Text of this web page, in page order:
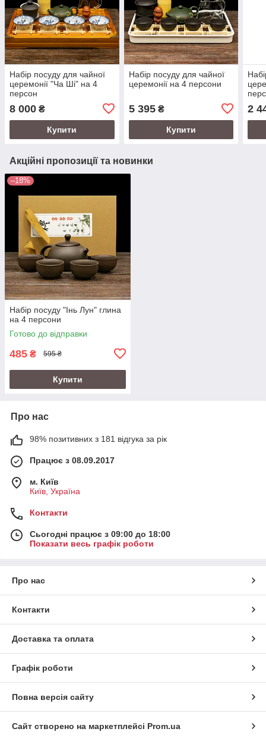
Набір посуду для чайної
церемонії "Ча Ші" на 4
персон
8 000 ₴
Купити
Набір посуду для чайної
церемонії на 4 персони
5 395₴
Купити
2
Акційні пропозиції та новинки
–18%
Набір посуду "Інь Лун" глина
на 4 персони
Готово до відправки
485 ₴ 595 ₴
Купити
Про нас
98% позитивних з 181 відгука за рік
Працює з 08.09.2017
м. Київ
Київ, Україна
Контакти
Сьогодні працює з 09:00 до 18:00
Показати весь графік роботи
Про нас
Контакти
Доставка та оплата
Графік роботи
Повна версія сайту
Сайт створено на маркетплейсі Prom.ua